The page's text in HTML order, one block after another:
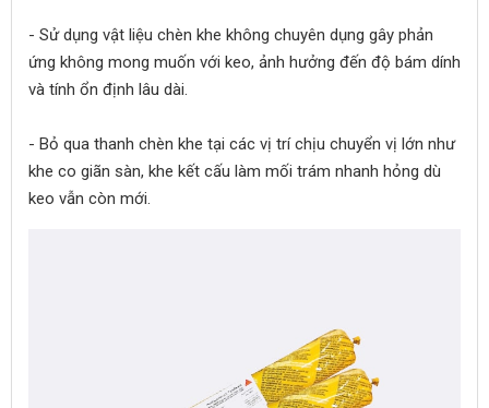
- Sử dụng vật liệu chèn khe không chuyên dụng gây phản
ứng không mong muốn với keo, ảnh hưởng đến độ bám dính
và tính ổn định lâu dài.
- Bỏ qua thanh chèn khe tại các vị trí chịu chuyển vị lớn như
khe co giãn sàn, khe kết cấu làm mối trám nhanh hỏng dù
keo vẫn còn mới.